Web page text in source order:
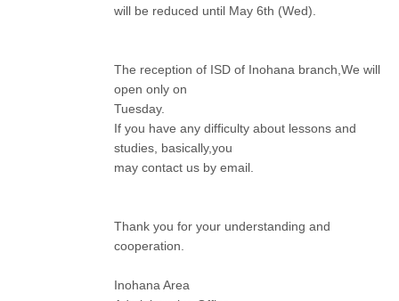
will be reduced until May 6th (Wed).
The reception of ISD of Inohana branch,We will
open only on
Tuesday.
If you have any difficulty about lessons and
studies, basically,you
may contact us by email.
Thank you for your understanding and
cooperation.
Inohana Area